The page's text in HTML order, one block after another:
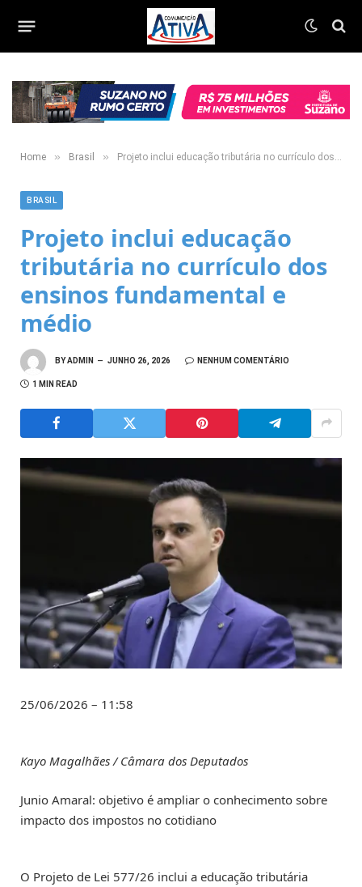
Home » Brasil » Projeto inclui educação tributária no currículo dos ensinos fundamental e médio
BRASIL
Projeto inclui educação
tributária no currículo dos
ensinos fundamental e
médio
BYADMIN JUNHO 26, 2026 NENHUM COMENTÁRIO
1 MIN READ
25/06/2026 – 11:58
Kayo Magalhães / Câmara dos Deputados
Junio Amaral: objetivo é ampliar o conhecimento sobre
impacto dos impostos no cotidiano
O Projeto de Lei 577/26 inclui a educação tributária